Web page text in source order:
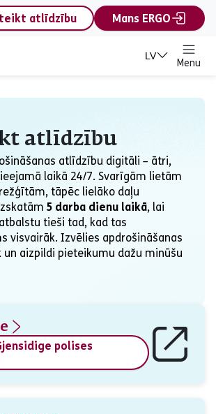
content
atlīdzību
Mans ERGO
LV
Menu
atlīdzību
atlīdzību digitāli – ātri,
laikā 24/7. Svarīgām lietām
tāpēc lielāko daļu
5 darba dienu laikā, lai
tieši tad, kad tas
visvairāk. Izvēlies apdrošināšanas
un aizpildi pieteikumu dažu minūšu
polises